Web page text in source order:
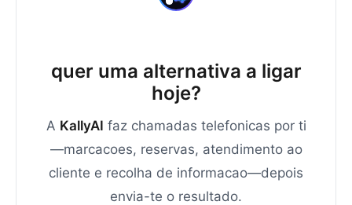
quer uma alternativa a ligar
hoje?
A KallyAI faz chamadas telefonicas por ti
—marcacoes, reservas, atendimento ao
cliente e recolha de informacao—depois
envia-te o resultado.